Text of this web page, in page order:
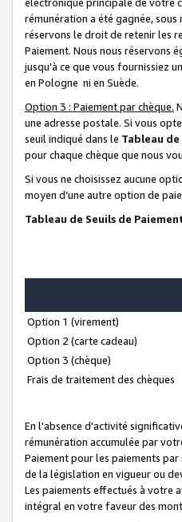
rémunération a été gagnée,
réservons le droit de retenir les
Paiement. Nous nous réservons
jusqu'à ce que vous fournissiez
en Pologne ni en Suède.
Option 3 : Paiement par chèque.
une adresse postale. Si vous
seuil indiqué dans le Tableau
pour chaque chèque que nous
Si vous ne choisissez aucune
moyen d’une autre option de
Tableau de Seuils de
Option 1 (virement)
Option 2 (carte cadeau)
Option 3 (chèque)
Frais de traitement des chèques
En l'absence d'activité
rémunération accumulée par
Paiement pour les paiements
de la législation en vigueur ou
Les paiements effectués à votre
intégral en votre faveur des